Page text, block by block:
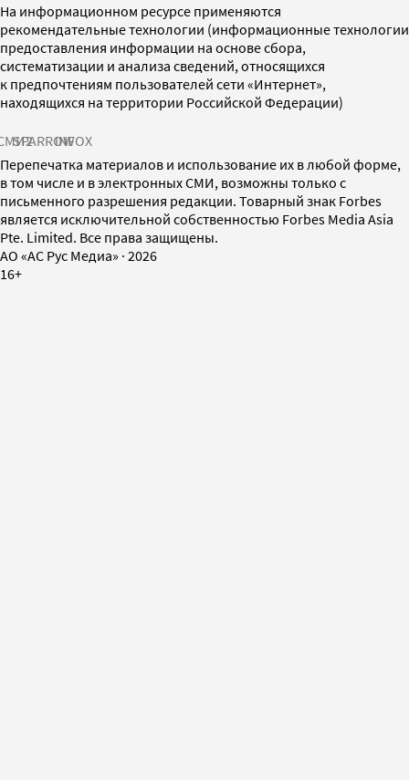
На информационном ресурсе применяются
рекомендательные технологии (информационные технологии
предоставления информации на основе сбора,
систематизации и анализа сведений, относящихся
к предпочтениям пользователей сети «Интернет»,
находящихся на территории Российской Федерации)
SPARROWINFOX
Перепечатка материалов и использование их в любой форме,
в том числе и в электронных СМИ, возможны только с
письменного разрешения редакции. Товарный знак Forbes
является исключительной собственностью Forbes Media Asia
Pte. Limited. Все права защищены.
AO «АС Рус Медиа» · 2026
16+